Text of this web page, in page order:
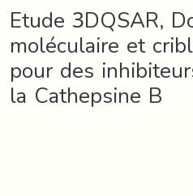
Etude 3DQSAR,
moléculaire et
pour des
la Cathepsine B